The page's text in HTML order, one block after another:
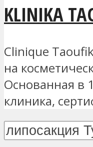
KLINIKA
Clinique
на
Основанная в
клиника,